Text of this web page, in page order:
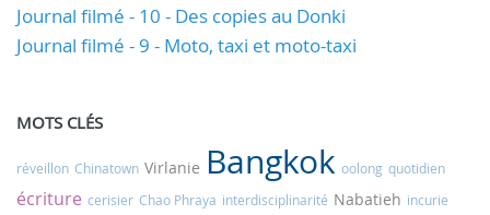
Journal filmé - 10 - Des copies au Donki
Journal filmé - 9 - Moto, taxi et moto-taxi
MOTS CLÉS
réveillon Chinatown Virlanie Bangkok oolong quotidien
écriture cerisier Chao Phraya interdisciplinarité Nabatieh incurie